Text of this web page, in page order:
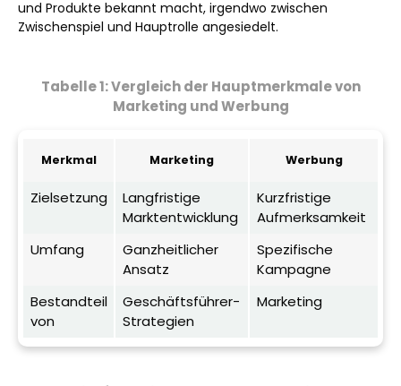
und Produkte bekannt macht, irgendwo zwischen
Zwischenspiel und Hauptrolle angesiedelt.
Tabelle 1: Vergleich der Hauptmerkmale von
Marketing und Werbung
Merkmal Marketing Werbung
Zielsetzung
Langfristige
Marktentwicklung
Kurzfristige
Aufmerksamkeit
Umfang
Ganzheitlicher
Ansatz
Spezifische
Kampagne
Bestandteil
von
Geschäftsführer-
Strategien
Marketing